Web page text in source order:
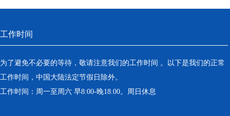
工作时间
为了避免不必要的等待，敬请注意我们的工作时间 。以下是我们的正常
工作时间，中国大陆法定节假日除外。
工作时间：周一至周六 早8:00-晚18:00。周日休息